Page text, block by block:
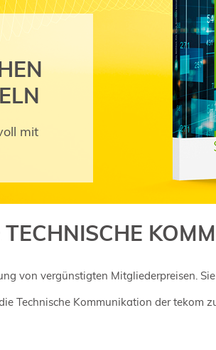
mit
von vergünstigten Mitgliederpreisen.
Technische Kommunikation der tekom